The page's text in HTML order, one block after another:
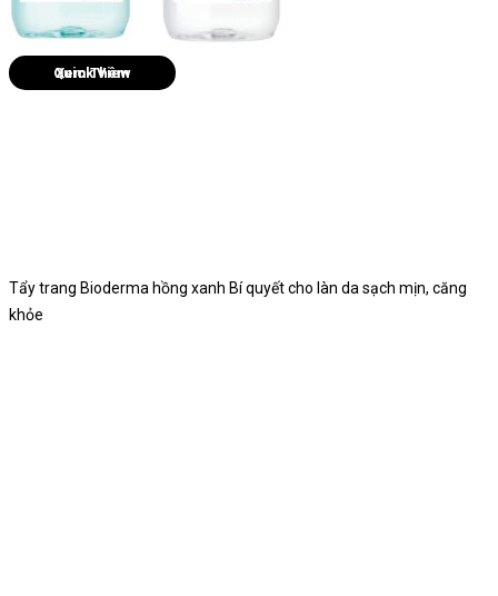
Quick View
Tẩy trang Bioderma hồng xanh Bí quyết cho làn da sạch mịn, căng
khỏe